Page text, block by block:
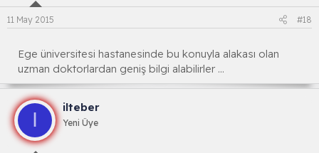
11 May 2015 #18
Ege üniversitesi hastanesinde bu konuyla alakası olan
uzman doktorlardan geniş bilgi alabilirler ...
I
ilteber
Yeni Üye